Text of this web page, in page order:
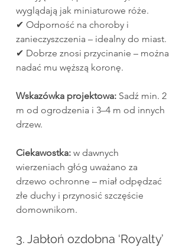
wyglądają jak miniaturowe róże.
✔ Odporność na choroby i
zanieczyszczenia – idealny do miast.
✔ Dobrze znosi przycinanie – można
nadać mu węższą koronę.
Wskazówka projektowa: Sadź min. 2
m od ogrodzenia i 3–4 m od innych
drzew.
Ciekawostka: w dawnych
wierzeniach głóg uważano za
drzewo ochronne – miał odpędzać
złe duchy i przynosić szczęście
domownikom.
3. Jabłoń ozdobna ‘Royalty’